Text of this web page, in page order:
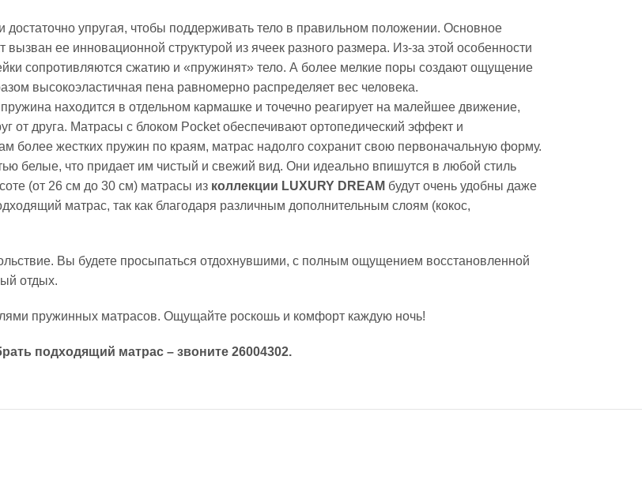
упругая, чтобы поддерживать тело в правильном положении. Основное
ее инновационной структурой из ячеек разного размера. Из-за этой особенности
сопротивляются сжатию и «пружинят» тело. А более мелкие поры создают ощущение
высокоэластичная пена равномерно распределяет вес человека.
находится в отдельном кармашке и точечно реагирует на малейшее движение,
от друга. Матрасы с блоком Pocket обеспечивают ортопедический эффект и
более жестких пружин по краям, матрас надолго сохранит свою первоначальную форму.
белые, что придает им чистый и свежий вид. Они идеально впишутся в любой стиль
(от 26 см до 30 см) матрасы из коллекции LUXURY DREAM будут очень удобны даже
матрас, так как благодаря различным дополнительным слоям (кокос,
Вы будете просыпаться отдохнувшими, с полным ощущением восстановленной
отдых.
пружинных матрасов. Ощущайте роскошь и комфорт каждую ночь!
подходящий матрас – звоните 26004302.